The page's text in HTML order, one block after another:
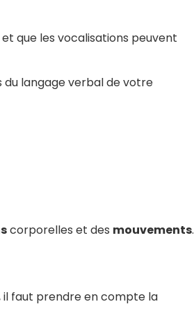
et que les vocalisations peuvent
langage verbal de votre
corporelles et des mouvements.
faut prendre en compte la